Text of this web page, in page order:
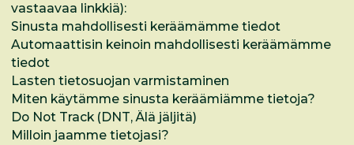
vastaavaa linkkiä):
Sinusta mahdollisesti keräämämme tiedot
Automaattisin keinoin mahdollisesti keräämämme
tiedot
Lasten tietosuojan varmistaminen
Miten käytämme sinusta keräämiämme tietoja?
Do Not Track (DNT, Älä jäljitä)
Milloin jaamme tietojasi?